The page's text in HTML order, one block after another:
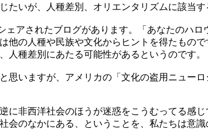
いが、人種差別、オリエンタリズムに該当す
アされたブログがあります。「あなたのハ
他の人種や民族や文化からヒントを得たもの
種差別にあたる可能性があるというのです。
いますが、アメリカの「文化の盗用ニュー
非西洋社会のほうが迷惑をこうむってる感
のなかにある、ということを、私たちは意識